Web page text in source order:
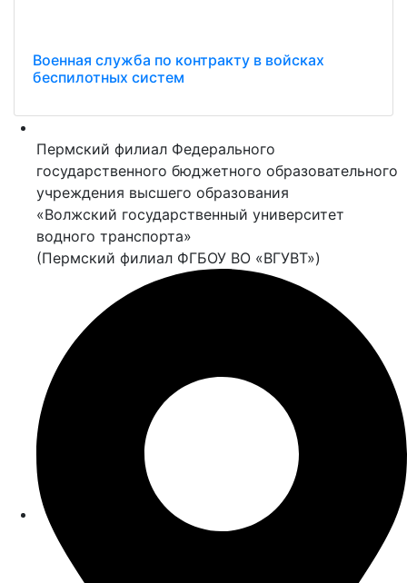
Военная служба по контракту в войсках
беспилотных систем
Пермский филиал Федерального
государственного бюджетного образовательного
учреждения высшего образования
«Волжский государственный университет
водного транспорта»
(Пермский филиал ФГБОУ ВО «ВГУВТ»)